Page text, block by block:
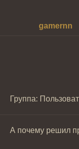
gamernn
Группа:
А почему решил